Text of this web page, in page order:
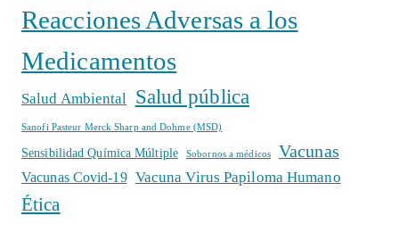
Reacciones Adversas a los
Medicamentos
Salud Ambiental Salud pública
Sanofi Pasteur Merck Sharp and Dohme (MSD)
Sensibilidad Química Múltiple Sobornos a médicos Vacunas
Vacunas Covid-19 Vacuna Virus Papiloma Humano
Ética